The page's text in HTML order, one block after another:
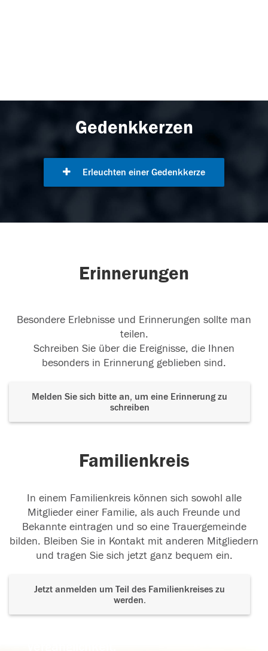
Gedenkkerzen
Erleuchten einer Gedenkkerze
Erinnerungen
Besondere Erlebnisse und Erinnerungen sollte man
teilen.
Schreiben Sie über die Ereignisse, die Ihnen
besonders in Erinnerung geblieben sind.
Melden Sie sich bitte an, um eine Erinnerung zu
schreiben
Familienkreis
In einem Familienkreis können sich sowohl alle
Mitglieder einer Familie, als auch Freunde und
Bekannte eintragen und so eine Trauergemeinde
bilden. Bleiben Sie in Kontakt mit anderen Mitgliedern
und tragen Sie sich jetzt ganz bequem ein.
Jetzt anmelden um Teil des Familienkreises zu
werden.